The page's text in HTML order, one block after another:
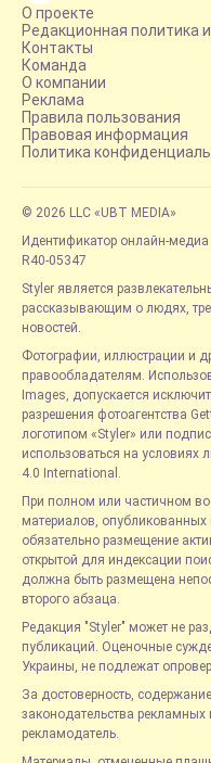
О проекте
Редакционная политика
Контакты
Команда
О компании
Реклама
Правила пользования
Правовая информация
Политика
© 2026 LLC «UBT MEDIA»
Идентификатор онлайн-
R40-05347
Styler является
рассказывающим о людях,
новостей.
Фотографии, иллюстрации и
правообладателям.
Images, допускается
разрешения фотоагентства
логотипом «Styler» или
использоваться на условиях
4.0 International.
При полном или частичном
материалов, опубликованных
обязательно размещение
открытой для индексации
должна быть размещена
второго абзаца.
Редакция "Styler" может не
публикаций. Оценочные
Украины, не подлежат
За достоверность,
законодательства рекламных
рекламодатель.